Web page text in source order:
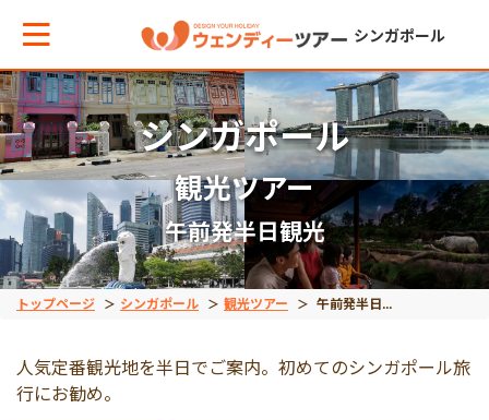
シンガポール
トップページ シンガポール 観光ツアー 午前発半日観光
シンガポール
観光ツアー
午前発半日観光
人気定番観光地を半日でご案内。初めてのシンガポール旅
行にお勧め。
メインメニューへ戻る
マから現地ツアーを探す
ツアー
サポート
メインメニューへ戻る
アからお役立ち情報を探す
ドネシア
戻る
観光ツアー
午前発半日観光
午後発半日観光
戻る
出張サポート
ビジネスサポート
戻る
離島ツアー
ビンタン島